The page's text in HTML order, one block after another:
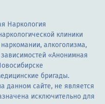
Наркология
клиники
алкоголизма,
«Анонимная
бригады.
данном сайте, не является
исключительно для